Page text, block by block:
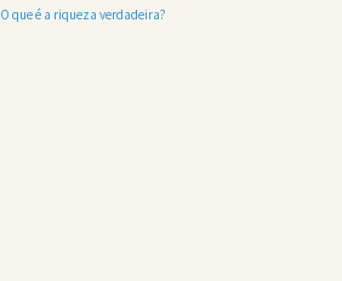
O que é a riqueza verdadeira?